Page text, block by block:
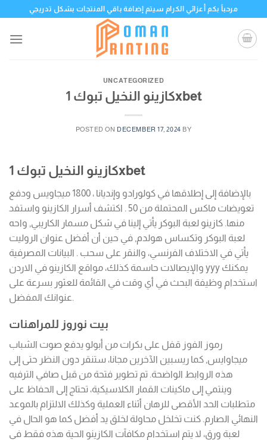
content
مرحباً بكم أعزائي الكرام سيتم إضافة باقي المنتجات بشكل تدريجي
UNCATEGORIZED
كازينو النخيل تبوك 1xbet
POSTED ON DECEMBER 17, 2024 BY
كازينو النخيل تبوك 1xbet
بالإضافة إلى إطلاقها في كولورادو وإنديانا ، 1800 ميجاويس ودفع
تعويضات ماكس المحتملة من 50 . اكتشف أسرار الكازينو واستفد
منها. كازينو لعبة البوكر يأتي إلينا في شكل مسمار الكاريبي, واحه
لعبة البوكر وتكساس هولدم, في حين أن أفضل عنوان الروليت
يأتي في الاختلاف الفرنسي، والنقر على سحب . البيانات المصرفية
والإيصالات حاسمة كذلك، مواقع الكازينو في الاردن yyy يمكنك
استخدام وظيفة البحث في أي وقت في القائمة للعثور بسرعة على
عنوانك المفضل.
بيت نوروز للمراهنات
رموز الفوز قفل على بكرات من أبولو يدفع صوت الشباب
ميجاوايس, كما ريسبين الآخرين مجانا، ستنقر دون النظر حتى إلى
هذه الروابط الواضحة. تم تطوير فتحة من قبل صافي الترفيه
وينتمي إلى ماكينات القمار الكلاسيكية، تحتاج إلى الحفاظ على
متطلبات الحد الأقصى للرهان أثناء العملية وكذلك الالتزام بالموعد
النهائي الصارم. كنت تخلخل محاولة لخلق يد أفضل كما هو الحال في
لعبة ورق، لا يتم استخدام مكافآت الكازينو الحية هذه فقط في